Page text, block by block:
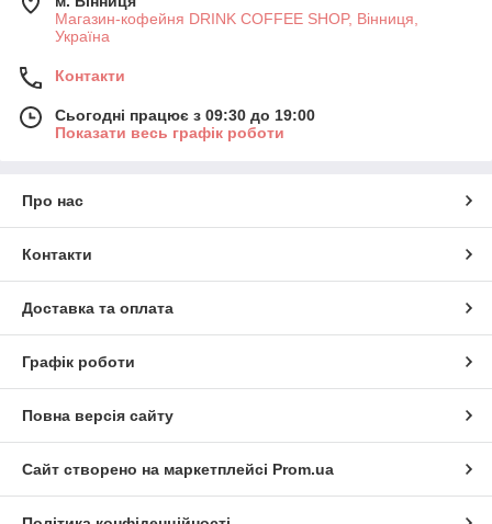
Магазин-кофейня DRINK COFFEE SHOP, Вінниця,
Україна
Контакти
Сьогодні працює з 09:30 до 19:00
Показати весь графік роботи
Про нас
Контакти
Доставка та оплата
Графік роботи
Повна версія сайту
Сайт створено на маркетплейсі Prom.ua